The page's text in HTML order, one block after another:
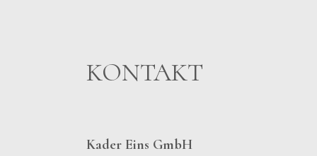
KONTAKT
Kader Eins GmbH